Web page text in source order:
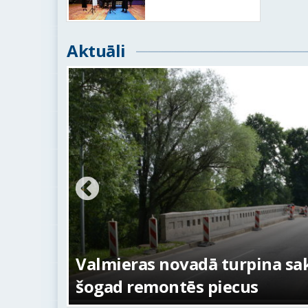
Aktuāli
Valmieras novadā turpina
šogad remontēs piecus